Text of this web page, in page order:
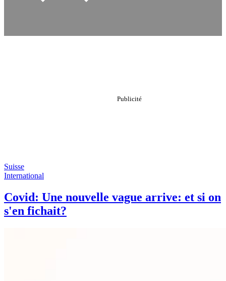
Suisse
International
Covid: Une nouvelle vague arrive: et si on
s'en fichait?